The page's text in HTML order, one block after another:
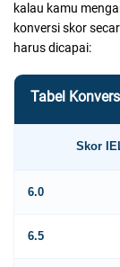
kalau kamu
konversi skor
harus dicapai:
Tabel
Skor
6.0
6.5